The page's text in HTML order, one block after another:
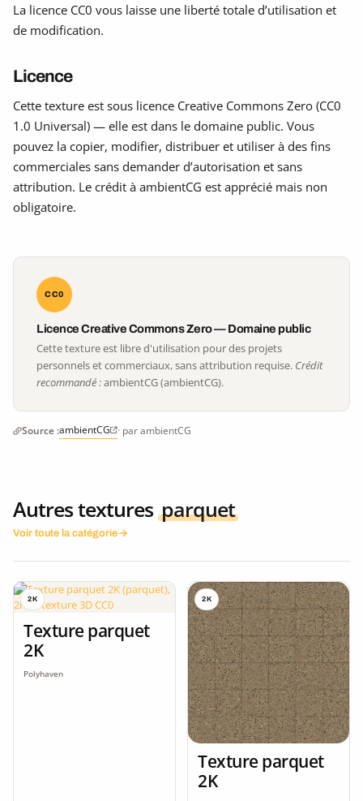
La licence CC0 vous laisse une liberté totale d’utilisation et
de modification.
Licence
Cette texture est sous licence Creative Commons Zero (CC0
1.0 Universal) — elle est dans le domaine public. Vous
pouvez la copier, modifier, distribuer et utiliser à des fins
commerciales sans demander d’autorisation et sans
attribution. Le crédit à ambientCG est apprécié mais non
obligatoire.
CC0
Licence Creative Commons Zero — Domaine public
Cette texture est libre d'utilisation pour des projets
personnels et commerciaux, sans attribution requise. Crédit
recommandé :ambientCG (ambientCG).
Source :ambientCG · par ambientCG
Autres textures parquet
Voir toute la catégorie
2K
Texture parquet
2K
Polyhaven
2K
Texture parquet
2K